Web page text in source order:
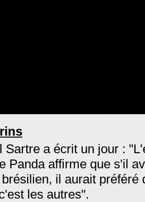
Sartre a écrit un jour :
Panda affirme que s'il
il aurait préféré
les autres".